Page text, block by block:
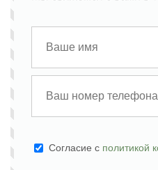
Cогласие с политикой